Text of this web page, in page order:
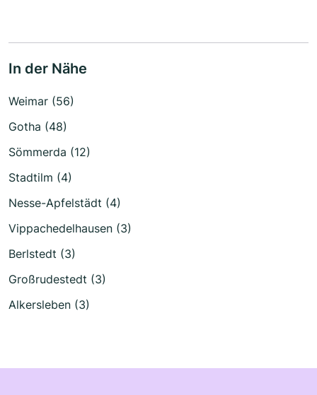
In der Nähe
Weimar (56)
Gotha (48)
Sömmerda (12)
Stadtilm (4)
Nesse-Apfelstädt (4)
Vippachedelhausen (3)
Berlstedt (3)
Großrudestedt (3)
Alkersleben (3)